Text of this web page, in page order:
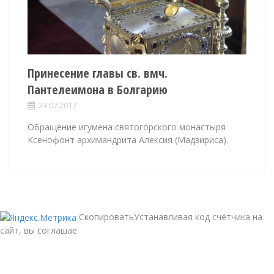
Принесение главы св. вмч.
Пантелеимона в Болгарию
23.07.2017
Обращение игумена святогорского монастыря
Ксенофонт архимандрита Алексия (Мадзириса).
СкопироватьУстанавливая код счётчика на
сайт, вы соглашае